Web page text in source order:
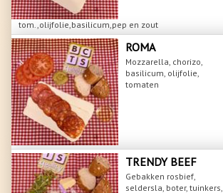
tom.,olijfolie,basilicum,pep en zout
ROMA
Mozzarella, chorizo,
basilicum, olijfolie,
tomaten
TRENDY BEEF
Gebakken rosbief,
seldersla, boter, tuinkers,